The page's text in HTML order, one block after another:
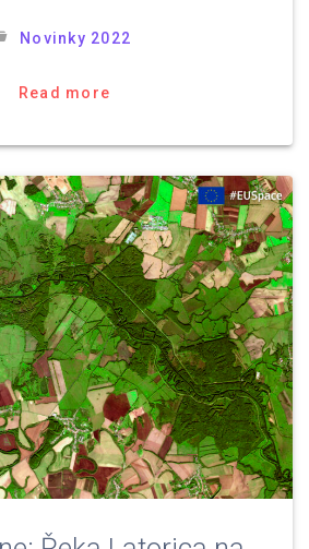
Novinky 2022
Read more